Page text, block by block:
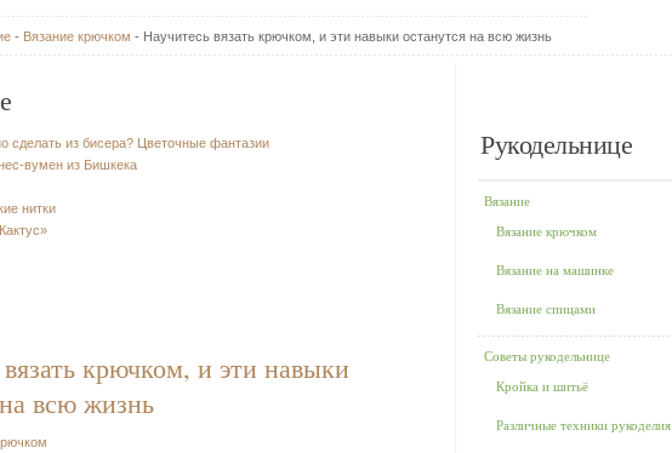
- Вязание крючком - Научитесь вязать крючком, и эти навыки останутся на всю жизнь
сделать из бисера? Цветочные фантазии
вумен из Бишкека
нитки
крючком, и эти навыки
всю жизнь
Рукодельнице
Вязание
Вязание крючком
Вязание на машинке
Вязание спицами
Советы рукодельнице
Кройка и шитьё
Различные техники рукоделия